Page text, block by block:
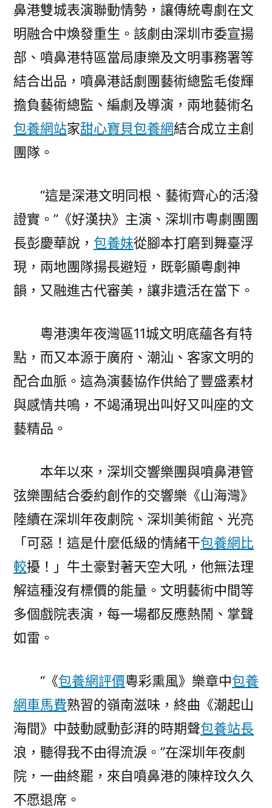
鼻港雙城表演聯動情勢，讓傳統粵劇在文
明融合中煥發重生。該劇由深圳市委宣揚
部、噴鼻港特區當局康樂及文明事務署等
結合出品，噴鼻港話劇團藝術總監毛俊輝
擔負藝術總監、編劇及導演，兩地藝術名
包養網站家甜心寶貝包養網結合成立主創
團隊。
“這是深港文明同根、藝術齊心的活潑
證實。”《好漢抉》主演、深圳市粵劇團團
長彭慶華說， 包養妹從腳本打磨到舞臺浮
現，兩地團隊揚長避短，既彰顯粵劇神
韻，又融進古代審美，讓非遺活在當下。
粵港澳年夜灣區11城文明底蘊各有特
點，而又本源于廣府、潮汕、客家文明的
配合血脈。這為演藝協作供給了豐盛素材
與感情共鳴，不竭涌現出叫好又叫座的文
藝精品。
本年以來，深圳交響樂團與噴鼻港管
弦樂團結合委約創作的交響樂《山海灣》
陸續在深圳年夜劇院、深圳美術館、光亮
「可惡！這是什麼低級的情緒干包養網比
較擾！」牛土豪對著天空大吼，他無法理
解這種沒有標價的能量。文明藝術中間等
多個戲院表演，每一場都反應熱鬧、掌聲
如雷。
“《包養網評價粵彩熏風》樂章中包養
網車馬費熟習的嶺南滋味，終曲《潮起山
海間》中鼓動感動彭湃的時期聲包養站長
浪，聽得我不由得流淚。”在深圳年夜劇
院，一曲終罷，來自噴鼻港的陳梓玟久久
不愿退席。